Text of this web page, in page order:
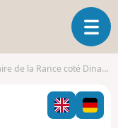
O
u
i
r
l
la Rance coté Dinard puis Saint-Malo